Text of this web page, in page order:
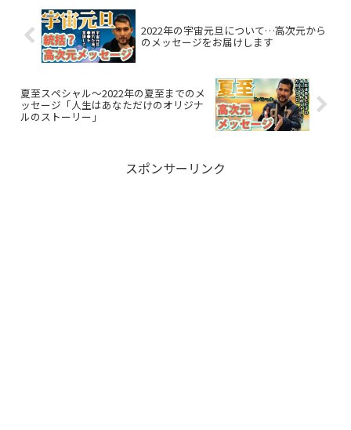
2022年の宇宙元旦について…高次元から
のメッセージをお届けします
夏至スペシャル～2022年の夏至までのメ
ッセージ「人生はあなただけのオリジナ
ルのストーリー」
スポンサーリンク